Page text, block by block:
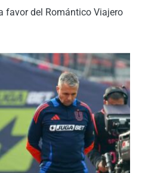
favor del Romántico Viajero